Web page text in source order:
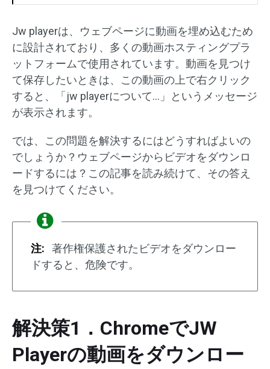
Jw playerは、ウェブページに動画を埋め込むため
に設計されており、多くの動画ホスティングプラ
ットフォームで使用されています。動画を見つけ
て保存したいときは、この動画の上で右クリック
すると、「jw playerについて…」というメッセージ
が表示されます。
では、この問題を解決するにはどうすればよいの
でしょうか？ウェブページからビデオをダウンロ
ードするには？この記事を読み続けて、その答え
を見つけてください。
注:
著作権保護されたビデオをダウンロー
ドすると、危険です。
解決策1．ChromeでJW
Playerの動画をダウンロー